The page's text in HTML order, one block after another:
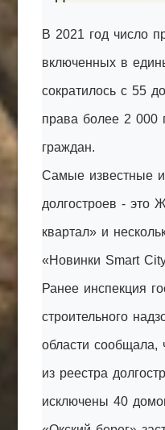
В 2021 год число
включенных в
сократилось с 55
права более 2 000
граждан.
Самые известные
долгостроев - это
квартал» и
«Новинки Smart
Ранее инспекция
строительного
области
из реестра
исключены 40